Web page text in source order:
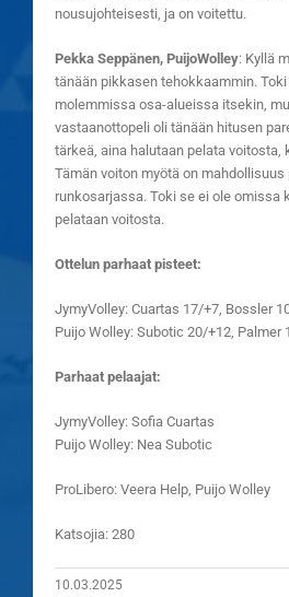
nousujohteisesti, ja on voitettu.
Pekka Seppänen, PuijoWolley: Kyllä
tänään pikkasen tehokkaammin.
molemmissa osa-alueissa itsekin,
vastaanottopeli oli tänään hitusen
tärkeä, aina halutaan pelata voitosta,
Tämän voiton myötä on
runkosarjassa. Toki se ei ole omissa
pelataan voitosta.
Ottelun parhaat pisteet:
JymyVolley: Cuartas 17/+7, Bossler
Puijo Wolley: Subotic 20/+12, Palmer
Parhaat pelaajat:
JymyVolley: Sofia Cuartas
Puijo Wolley: Nea Subotic
ProLibero: Veera Help, Puijo Wolley
Katsojia: 280
10.03.2025